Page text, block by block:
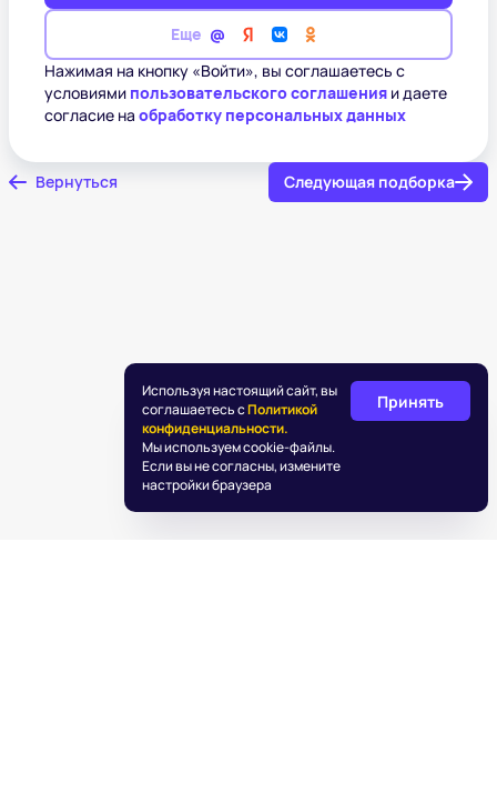
Еще
Нажимая на кнопку «Войти», вы соглашаетесь с
условиями пользовательского соглашения и даете
согласие на обработку персональных данных
Вернуться Следующая подборка
Используя настоящий сайт, вы
соглашаетесь сПолитикой
конфиденциальности.
Мы используем cookie-файлы.
Если вы не согласны, измените
настройки браузера
Принять